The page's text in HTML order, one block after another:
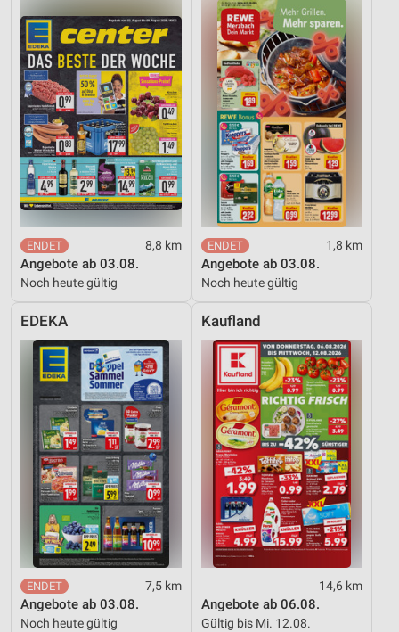
8,8 km
Angebote ab 03.08.
Noch heute gültig
1,8 km
Angebote ab 03.08.
Noch heute gültig
EDEKA
7,5 km
Angebote ab 03.08.
Noch heute gültig
Kaufland
14,6 km
Angebote ab 06.08.
Gültig bis Mi. 12.08.